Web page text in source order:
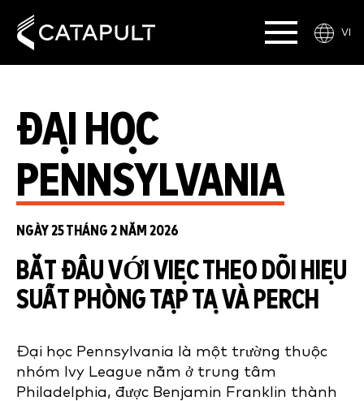
VI
ĐẠI HỌC
PENNSYLVANIA
NGÀY 25 THÁNG 2 NĂM 2026
BẮT ĐẦU VỚI VIỆC THEO DÕI HIỆU
SUẤT PHÒNG TẬP TẠ VÀ PERCH
Đại học Pennsylvania là một trường thuộc
nhóm Ivy League nằm ở trung tâm
Philadelphia, được Benjamin Franklin thành